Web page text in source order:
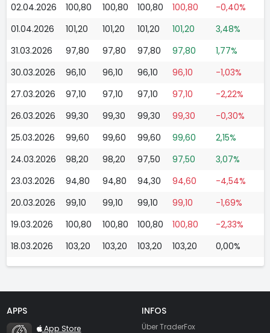
02.04.2026
100,80 100,80 100,80 100,80
-0,40%
01.04.2026
101,20 101,20 101,20 101,20
3,48%
31.03.2026
97,80 97,80 97,80 97,80
1,77%
30.03.2026
96,10 96,10 96,10 96,10
-1,03%
27.03.2026
97,10 97,10 97,10 97,10
-2,22%
26.03.2026
99,30 99,30 99,30 99,30
-0,30%
25.03.2026
99,60 99,60 99,60 99,60
2,15%
24.03.2026
98,20 98,20 97,50 97,50
3,07%
23.03.2026
94,80 94,80 94,30 94,60
-4,54%
20.03.2026
99,10 99,10 99,10 99,10
-1,69%
19.03.2026
100,80 100,80 100,80 100,80
-2,33%
18.03.2026
103,20 103,20 103,20 103,20 0,00%
APPS
TraderFox Flash
App Store
INFOS
Über TraderFox